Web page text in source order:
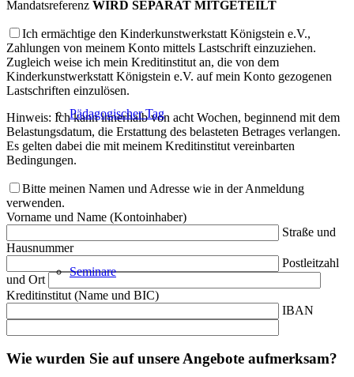
Pädagogischer Tag
Seminare
Mandatsreferenz WIRD SEPARAT MITGETEILT
Ich ermächtige den Kinderkunstwerkstatt Königstein e.V.,
Zahlungen von meinem Konto mittels Lastschrift einzuziehen.
Zugleich weise ich mein Kreditinstitut an, die von dem
Kinderkunstwerkstatt Königstein e.V. auf mein Konto gezogenen
Lastschriften einzulösen.
Hinweis: Ich kann innerhalb von acht Wochen, beginnend mit dem
Belastungsdatum, die Erstattung des belasteten Betrages verlangen.
Es gelten dabei die mit meinem Kreditinstitut vereinbarten
Bedingungen.
Bitte meinen Namen und Adresse wie in der Anmeldung
verwenden.
Vorname und Name (Kontoinhaber)
Straße und
Hausnummer
Postleitzahl
und Ort
Kreditinstitut (Name und BIC)
IBAN
Wie wurden Sie auf unsere Angebote aufmerksam?